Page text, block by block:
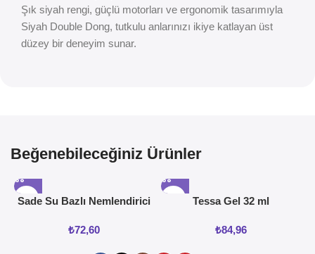
Şık siyah rengi, güçlü motorları ve ergonomik tasarımıyla
Siyah Double Dong, tutkulu anlarınızı ikiye katlayan üst
düzey bir deneyim sunar.
Beğenebileceğiniz Ürünler
Sade Su Bazlı Nemlendirici
₺72,60
Tessa Gel 32 ml
₺84,96